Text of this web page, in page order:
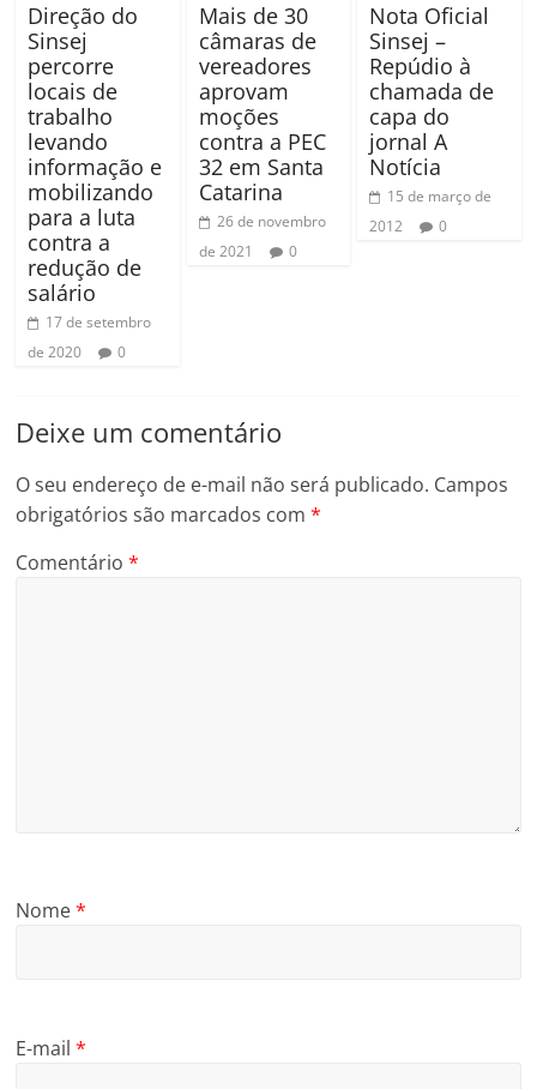
Direção do
Sinsej
percorre
locais de
trabalho
levando
informação e
mobilizando
para a luta
contra a
redução de
salário
17 de setembro
de 2020
0
Mais de 30
câmaras de
vereadores
aprovam
moções
contra a PEC
32 em Santa
Catarina
26 de novembro
de 2021
0
Nota Oficial
Sinsej –
Repúdio à
chamada de
capa do
jornal A
Notícia
15 de março de
2012
0
Deixe um comentário
O seu endereço de e-mail não será publicado. Campos
obrigatórios são marcados com*
Comentário*
Nome*
E-mail*